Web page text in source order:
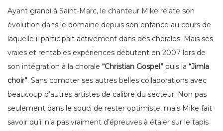
Ayant grandi à Saint-Marc, le chanteur Mike relate son
évolution dans le domaine depuis son enfance au cours de
laquelle il participait activement dans des chorales. Mais ses
vraies et rentables expériences débutent en 2007 lors de
son intégration à la chorale “Christian Gospel” puis la “Jimla
choir”. Sans compter ses autres belles collaborations avec
beaucoup d’autres artistes de calibre du secteur. Non pas
seulement dans le souci de rester optimiste, mais Mike fait
savoir qu’il n’a pas vraiment d’épreuves à étaler sur le tapis